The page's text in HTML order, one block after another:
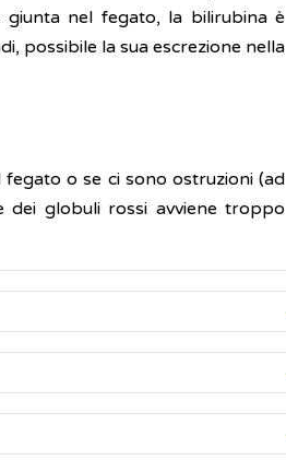
nel fegato, la bilirubina è
possibile la sua escrezione nella
o se ci sono ostruzioni (ad
dei globuli rossi avviene troppo
e analizzandola. Nei neonati
di analisi è comunque richiesto.
e di quellaindiretta.